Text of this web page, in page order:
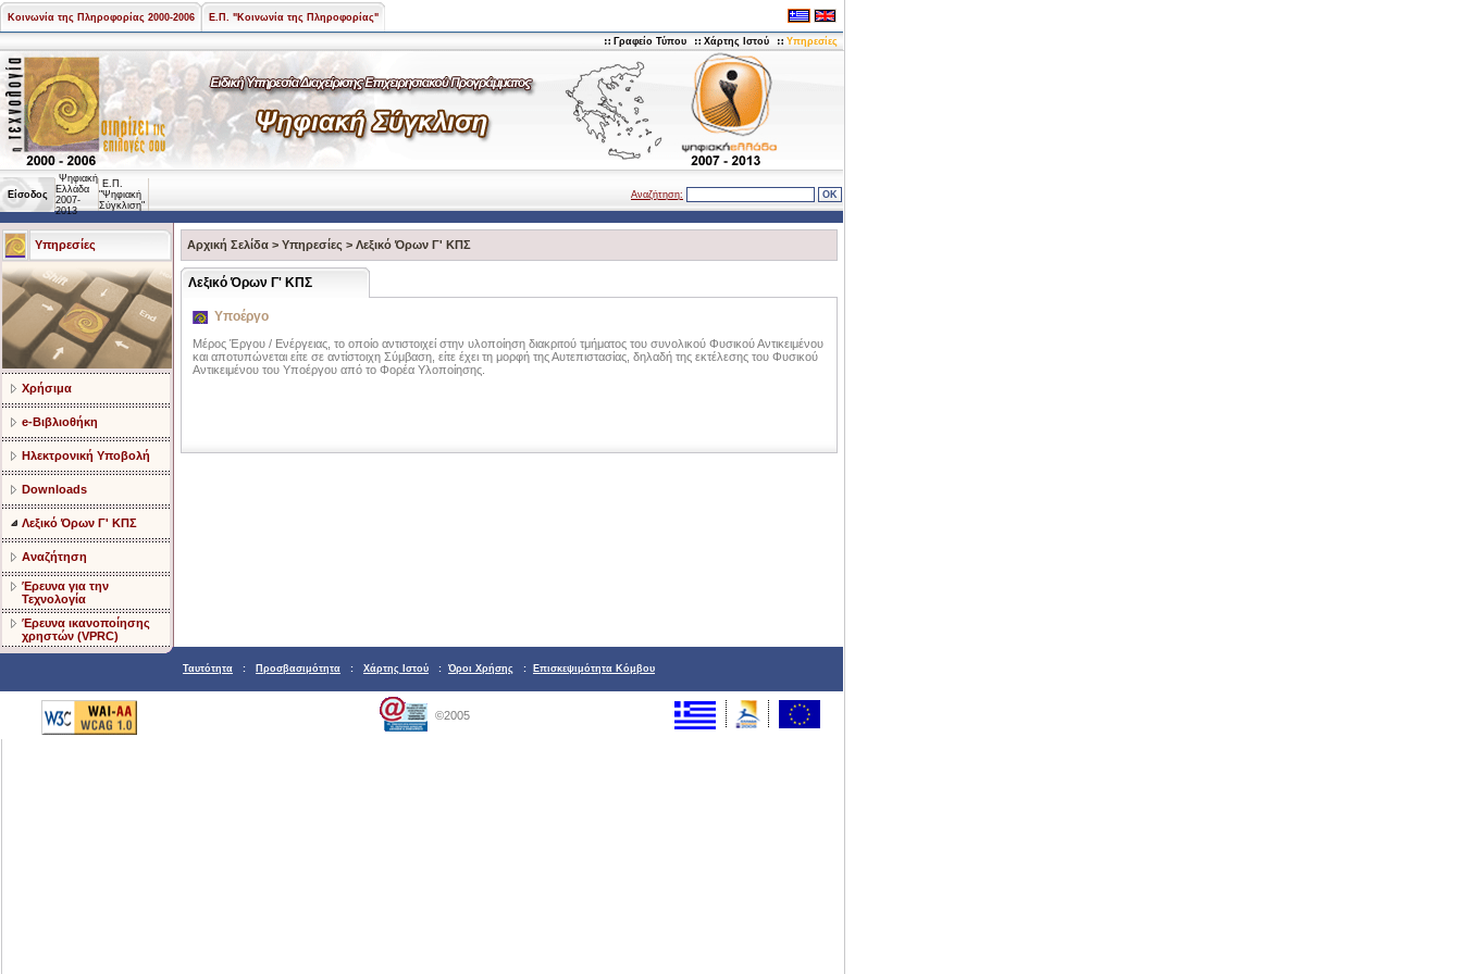
Κοινωνία της Πληροφορίας 2000-2006 Ε.Π. "Κοινωνία της Πληροφορίας"
Γραφείο Τύπου Χάρτης Ιστού Υπηρεσίες
Είσοδος
Ψηφιακή
Ελλάδα
2007-
2013
Ε.Π.
"Ψηφιακή
Σύγκλιση"
Αναζήτηση:
Υπηρεσίες
Χρήσιμα
e-Βιβλιοθήκη
Ηλεκτρονική Υποβολή
Downloads
Λεξικό Όρων Γ' ΚΠΣ
Αναζήτηση
Έρευνα για την
Τεχνολογία
Έρευνα ικανοποίησης
χρηστών (VPRC)
Αρχική Σελίδα > Υπηρεσίες > Λεξικό Όρων Γ' ΚΠΣ
Λεξικό Όρων Γ' ΚΠΣ
Υποέργο
Μέρος Έργου / Ενέργειας, το οποίο αντιστοιχεί στην υλοποίηση διακριτού τμήματος του συνολικού Φυσικού Αντικειμένου
και αποτυπώνεται είτε σε αντίστοιχη Σύμβαση, είτε έχει τη μορφή της Αυτεπιστασίας, δηλαδή της εκτέλεσης του Φυσικού
Αντικειμένου του Υποέργου από το Φορέα Υλοποίησης.
Ταυτότητα : Προσβασιμότητα : Χάρτης Ιστού : Όροι Χρήσης : Επισκεψιμότητα Κόμβου
©2005